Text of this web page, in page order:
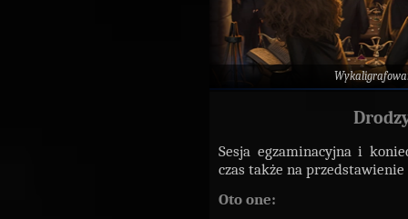
Sesja egzaminacyjna i
czas także na przedstawienie
Oto one: